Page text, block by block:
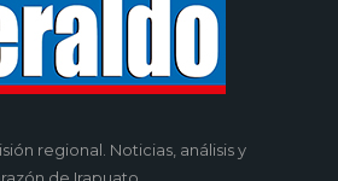
regional. Noticias, análisis y